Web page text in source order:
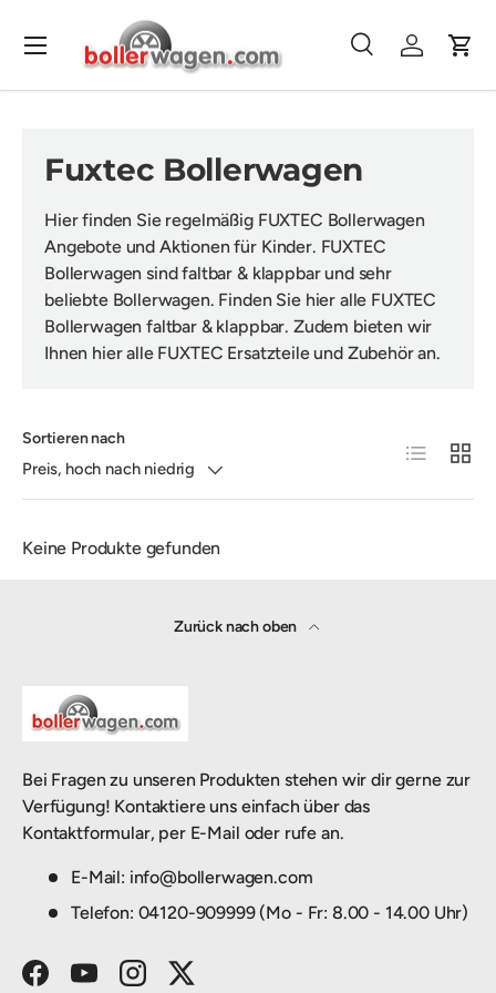
Direkt zum Inhalt
Suchen
SucheEinloggen
Menü
Fuxtec Bollerwagen
Hier finden Sie regelmäßig FUXTEC Bollerwagen
Angebote und Aktionen für Kinder. FUXTEC
Bollerwagen sind faltbar & klappbar und sehr
beliebte Bollerwagen. Finden Sie hier alle FUXTEC
Bollerwagen faltbar & klappbar. Zudem bieten wir
Ihnen hier alle FUXTEC Ersatzteile und Zubehör an.
Sortieren nach
Preis, hoch nach niedrig
Produktliste
Keine Produkte gefunden
Zurück nach oben
Bei Fragen zu unseren Produkten stehen wir dir gerne zur
Verfügung! Kontaktiere uns einfach über das
Kontaktformular, per E-Mail oder rufe an.
E-Mail: info@bollerwagen.com
Telefon: 04120-909999 (Mo - Fr: 8.00 - 14.00 Uhr)
FacebookYouTubeInstagramTwitter